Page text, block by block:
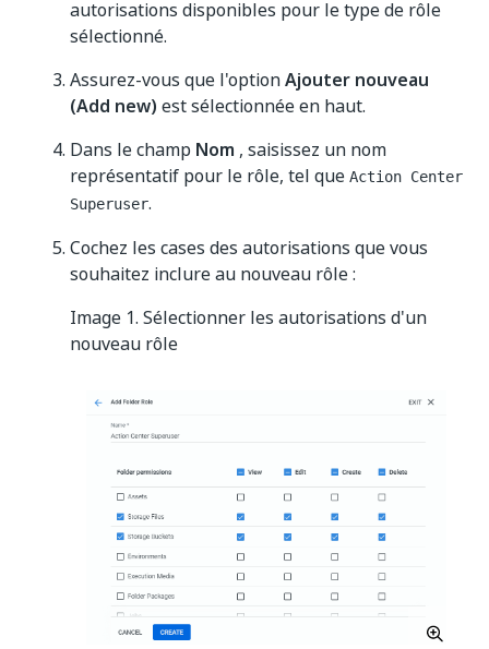
autorisations disponibles pour le type de rôle
sélectionné.
Assurez-vous que l'optionAjouter nouveau
(Add new) est sélectionnée en haut.
Dans le champ Nom , saisissez un nom
représentatif pour le rôle, tel que Action Center
Superuser.
Cochez les cases des autorisations que vous
souhaitez inclure au nouveau rôle :
Image 1. Sélectionner les autorisations d'un
nouveau rôle